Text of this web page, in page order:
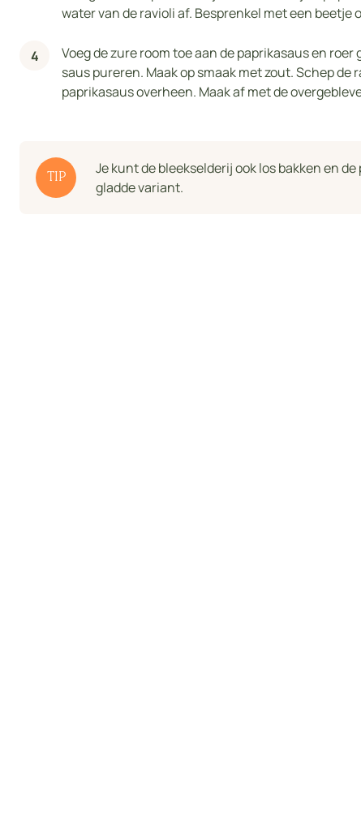
water van de ravioli af. Besprenkel met een beetje
Voeg de zure room toe aan de paprikasaus en
saus pureren. Maak op smaak met zout. Schep de
paprikasaus overheen. Maak af met de
TIP
Je kunt de bleekselderij ook los bakken en
gladde variant.